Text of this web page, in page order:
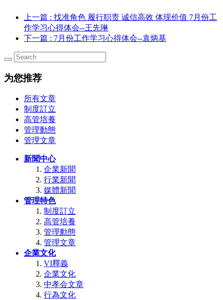
上一篇 : 找准角色 履行职责 诚信高效 体现价值 7月份工
作学习心得体会--王先琳
下一篇 : 7月份工作学习心得体会--袁炳基
为您推荐
所有文章
制度訂立
高管培養
管理動態
管理文章
新聞中心
企業新聞
行業新聞
媒體新聞
管理特色
制度訂立
高管培養
管理動態
管理文章
企業文化
VI釋義
企業文化
中孝会文章
行為文化